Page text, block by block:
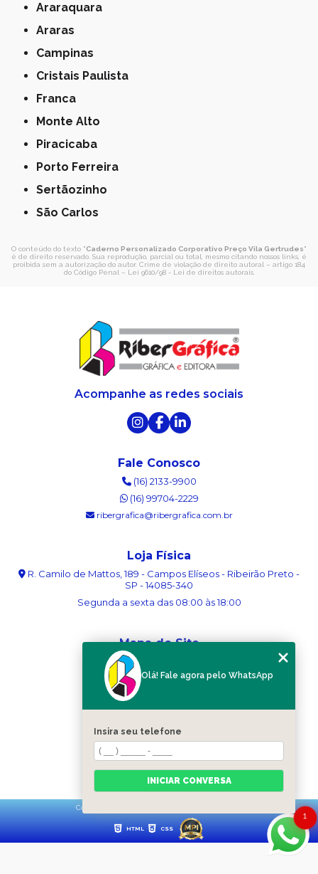
Araraquara
Araras
Campinas
Cristais Paulista
Franca
Monte Alto
Piracicaba
Porto Ferreira
Sertãozinho
São Carlos
O conteúdo do texto "Caderno Personalizado Corporativo Preço Vila Gertrudes"
é de direito reservado. Sua reprodução, parcial ou total, mesmo citando nossos links, é
proibida sem a autorização do autor. Crime de violação de direito autoral – artigo 184
do Código Penal – Lei 9610/98 - Lei de direitos autorais.
Acompanhe as redes sociais
Fale Conosco
(16) 2133-9900
(16) 99704-2229
ribergrafica@ribergrafica.com.br
Loja Física
R. Camilo de Mattos, 189 - Campos Elíseos - Ribeirão Preto -
SP - 14085-340
Segunda a sexta das 08:00 às 18:00
Mapa do Site
Sobre nós
Blog
Categorias
Mapa do site
Copyright © Ribergráfica. (Lei 9610 de 19/02/1998)
HTML CSS
1
Olá! Fale agora pelo WhatsApp
Insira seu telefone
INICIAR CONVERSA